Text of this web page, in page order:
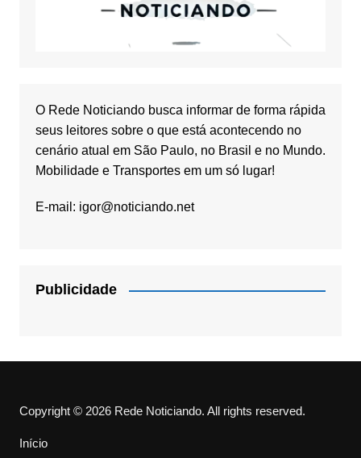
O Rede Noticiando busca informar de forma rápida
seus leitores sobre o que está acontecendo no
cenário atual em São Paulo, no Brasil e no Mundo.
Mobilidade e Transportes em um só lugar!
E-mail: igor@noticiando.net
Publicidade
Copyright © 2026 Rede Noticiando. All rights reserved.
Início